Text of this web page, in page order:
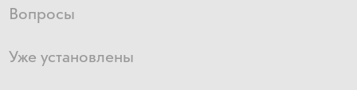
Вопросы
Уже установлены